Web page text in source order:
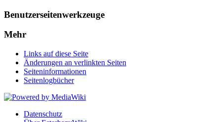
Benutzerseitenwerkzeuge
Mehr
Links auf diese Seite
Änderungen an verlinkten Seiten
Seiten­informationen
Seitenlogbücher
Datenschutz